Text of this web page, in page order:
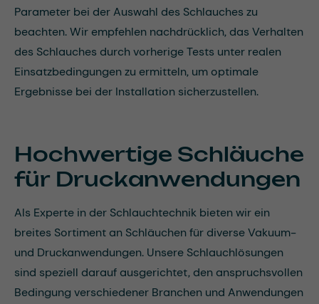
Parameter bei der Auswahl des Schlauches zu
beachten. Wir empfehlen nachdrücklich, das Verhalten
des Schlauches durch vorherige Tests unter realen
Einsatzbedingungen zu ermitteln, um optimale
Ergebnisse bei der Installation sicherzustellen.
Hochwertige Schläuche
für Druckanwendungen
Als Experte in der Schlauchtechnik bieten wir ein
breites Sortiment an Schläuchen für diverse Vakuum-
und Druckanwendungen. Unsere Schlauchlösungen
sind speziell darauf ausgerichtet, den anspruchsvollen
Bedingung verschiedener Branchen und Anwendungen